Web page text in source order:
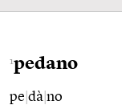
1pedano
pe dà no